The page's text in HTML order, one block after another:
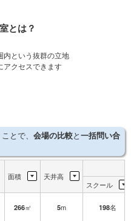
とは？
という抜群の立地
クセスできます
とで、 会場の比較と一括問い合
面積
天井高
スクール
266㎡ 5m 198名